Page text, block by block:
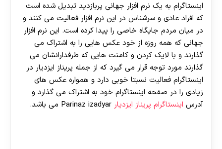
اینستاگرام به یک نرم افزار جهانی پربازدید تبدیل شده است
که افراد عادی و سرشناس در این نرم افزار فعالیت می کنند و
در میان مردم جایگاه خاصی را پیدا کرده است. این نرم افزار
جهانی که همه روزه از خود عکس هایی را به اشتراک می
گذارند و با لایک کردن و کامنت هایی که طرفدارانشان می
گذارند مورد توجه قرار می گیرد که از جمله پریناز ایزدیار در
اینستاگرام فعالیت نسبتا خوبی دارد و همواره عکس‌ های
زیادی را در صفحه اینستاگرام خود به اشتراک می گذارد و
آدرس اینستاگرام پریناز ایزدیار